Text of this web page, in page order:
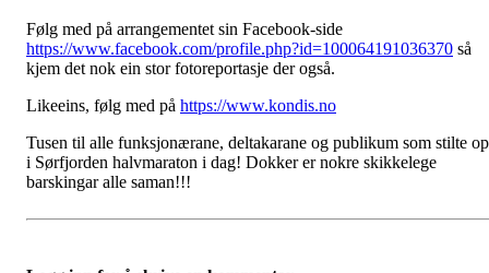
Følg med på arrangementet sin Facebook-side
https://www.facebook.com/profile.php?id=100064191036370 så
kjem det nok ein stor fotoreportasje der også.
Likeeins, følg med på https://www.kondis.no
Tusen til alle funksjonærane, deltakarane og publikum som stilte
i Sørfjorden halvmaraton i dag! Dokker er nokre skikkelege
barskingar alle saman!!!